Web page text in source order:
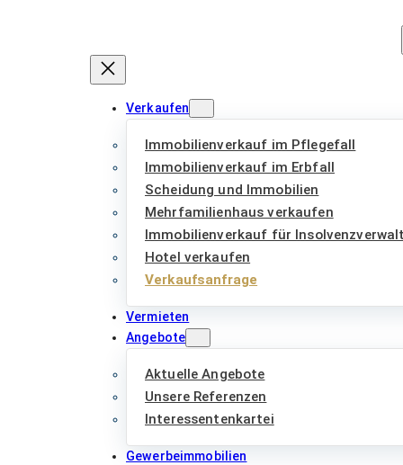
Verkaufen
Immobilienverkauf im Pflegefall
Immobilienverkauf im Erbfall
Scheidung und Immobilien
Mehrfamilienhaus verkaufen
Immobilienverkauf für
Hotel verkaufen
Verkaufsanfrage
Vermieten
Angebote
Aktuelle Angebote
Unsere Referenzen
Interessentenkartei
Gewerbeimmobilien